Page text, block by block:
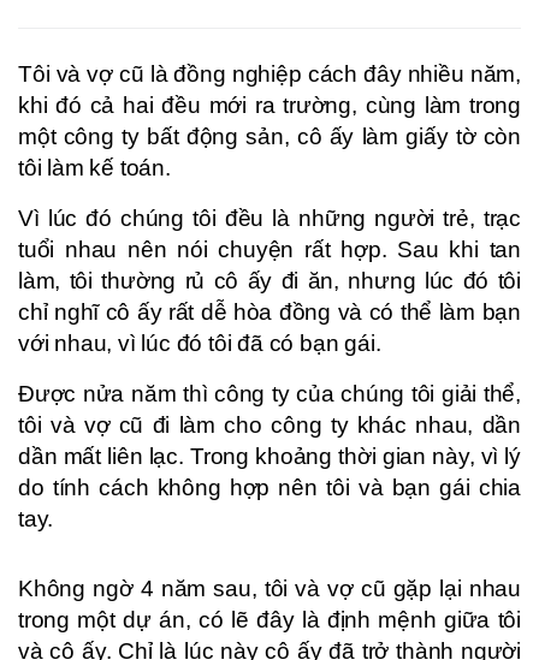
Tôi và vợ cũ là đồng nghiệp cách đây nhiều năm,
khi đó cả hai đều mới ra trường, cùng làm trong
một công ty bất động sản, cô ấy làm giấy tờ còn
tôi làm kế toán.
Vì lúc đó chúng tôi đều là những người trẻ, trạc
tuổi nhau nên nói chuyện rất hợp. Sau khi tan
làm, tôi thường rủ cô ấy đi ăn, nhưng lúc đó tôi
chỉ nghĩ cô ấy rất dễ hòa đồng và có thể làm bạn
với nhau, vì lúc đó tôi đã có bạn gái.
Được nửa năm thì công ty của chúng tôi giải thể,
tôi và vợ cũ đi làm cho công ty khác nhau, dần
dần mất liên lạc. Trong khoảng thời gian này, vì lý
do tính cách không hợp nên tôi và bạn gái chia
tay.
Không ngờ 4 năm sau, tôi và vợ cũ gặp lại nhau
trong một dự án, có lẽ đây là định mệnh giữa tôi
và cô ấy. Chỉ là lúc này cô ấy đã trở thành người